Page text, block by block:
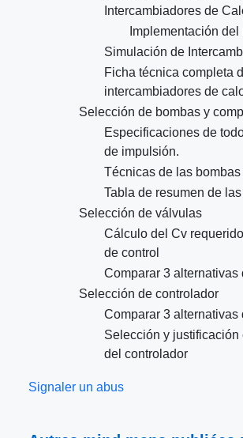
Intercambiadores de
Implementación
Simulación de
Ficha técnica completa
intercambiadores de
Selección de bombas y
Especificaciones de
de impulsión.
Técnicas de las
Tabla de resumen de
Selección de válvulas
Cálculo del Cv
de control
Comparar 3 alternativas
Selección de controlador
Comparar 3 alternativas
Selección y justificación
del controlador
Signaler un abus